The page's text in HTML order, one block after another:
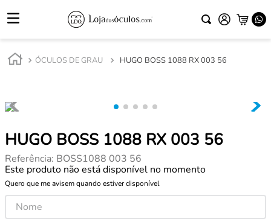
ÓCULOS DE GRAU HUGO BOSS 1088 RX 003 56
HUGO BOSS 1088 RX 003 56
Referência: BOSS1088 003 56
Este produto não está disponível no momento
Quero que me avisem quando estiver disponível